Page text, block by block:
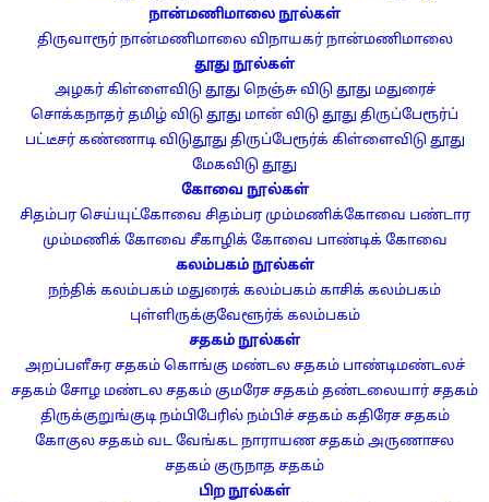
நான்மணிமாலை நூல்கள்
திருவாரூர் நான்மணிமாலை விநாயகர் நான்மணிமாலை
தூது நூல்கள்
அழகர் கிள்ளைவிடு தூது நெஞ்சு விடு தூது மதுரைச்
சொக்கநாதர் தமிழ் விடு தூது மான் விடு தூது திருப்பேரூர்ப்
பட்டீசர் கண்ணாடி விடுதூது திருப்பேரூர்க் கிள்ளைவிடு தூது
மேகவிடு தூது
கோவை நூல்கள்
சிதம்பர செய்யுட்கோவை சிதம்பர மும்மணிக்கோவை பண்டார
மும்மணிக் கோவை சீகாழிக் கோவை பாண்டிக் கோவை
கலம்பகம் நூல்கள்
நந்திக் கலம்பகம் மதுரைக் கலம்பகம்காசிக் கலம்பகம்
புள்ளிருக்குவேளூர்க் கலம்பகம்
சதகம் நூல்கள்
அறப்பளீசுர சதகம் கொங்கு மண்டல சதகம் பாண்டிமண்டலச்
சதகம்சோழ மண்டல சதகம் குமரேச சதகம்தண்டலையார் சதகம்
திருக்குறுங்குடி நம்பிபேரில் நம்பிச் சதகம் கதிரேச சதகம்
கோகுல சதகம்வட வேங்கட நாராயண சதகம்அருணாசல
சதகம் குருநாத சதகம்
பிற நூல்கள்